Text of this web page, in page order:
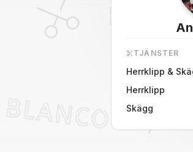
TJÄNSTER
Herrklipp &
Herrklipp
Skägg